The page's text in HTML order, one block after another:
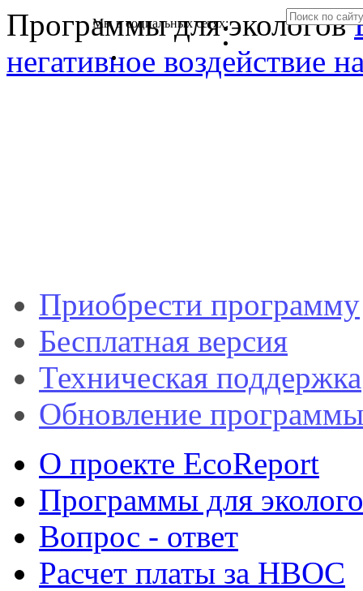
Мы в социальных сетях:
Программы для экологов
негативное воздействие
Приобрести программу
Бесплатная версия
Техническая поддержка
Обновление программы
О проекте EcoReport
Программы для
Вопрос - ответ
Расчет платы за НВОС